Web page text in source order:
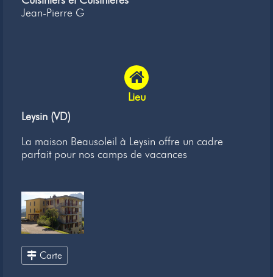
Jean-Pierre G
Lieu
Leysin (VD)
La maison Beausoleil à Leysin offre un cadre
parfait pour nos camps de vacances
Carte